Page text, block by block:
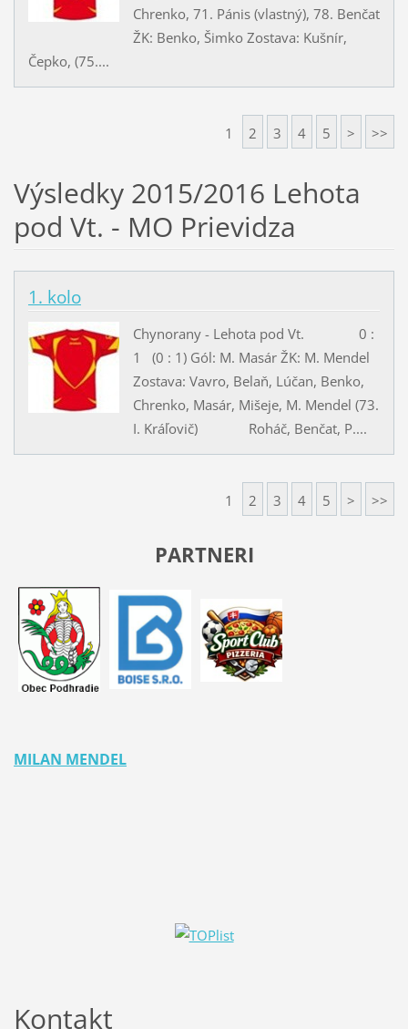
Chrenko, 71. Pánis (vlastný), 78. Benčat
ŽK: Benko, Šimko Zostava: Kušnír,
Čepko, (75....
1 2 3 4 5 > >>
Výsledky 2015/2016 Lehota
pod Vt. - MO Prievidza
1. kolo
Chynorany - Lehota pod Vt. 0 :
1 (0 : 1) Gól: M. Masár ŽK: M. Mendel
Zostava: Vavro, Belaň, Lúčan, Benko,
Chrenko, Masár, Mišeje, M. Mendel (73.
I. Kráľovič) Roháč, Benčat, P....
1 2 3 4 5 > >>
PARTNERI
MILAN MENDEL
Kontakt